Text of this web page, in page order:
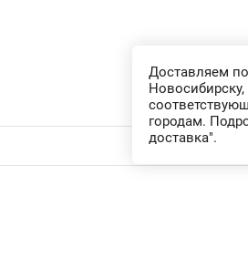
Доставляем
Новосибирску,
городам.
доставка".